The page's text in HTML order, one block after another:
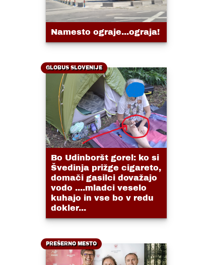
Namesto ograje...ograja!
GLOBUS SLOVENIJE
Bo Udinboršt gorel: ko si
Švedinja prižge cigareto,
domači gasilci dovažajo
vodo ....mladci veselo
kuhajo in vse bo v redu
dokler...
PREŠERNO MESTO